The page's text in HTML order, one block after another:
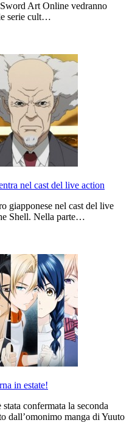
Art Online vedranno
serie cult…
nel cast del live action
giapponese nel cast del live
Shell. Nella parte…
in estate!
confermata la seconda
dall’omonimo manga di Yuuto